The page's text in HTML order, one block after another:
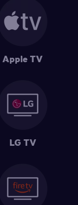
Apple TV
LG TV